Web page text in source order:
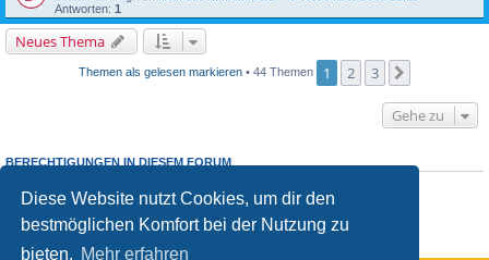
Diese Website nutzt Cookies, um dir den
bestmöglichen Komfort bei der Nutzung zu
bieten. Mehr erfahren
Antworten: 1
Neues Thema
Themen als gelesen markieren • 44 Themen 1 2 3
Gehe zu
BERECHTIGUNGEN IN DIESEM FORUM
darfstAntworten zu Themen in diesem Forum erstellen.
Du darfst deine Beiträge in diesem Forum nicht löschen.